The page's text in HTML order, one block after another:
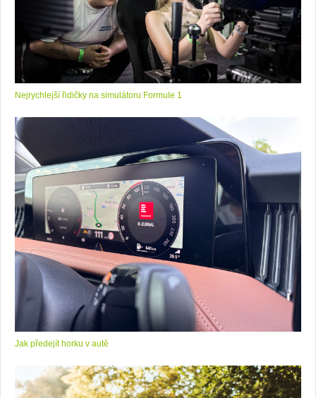
Nejrychlejší řidičky na simulátoru Formule 1
Jak předejít horku v autě